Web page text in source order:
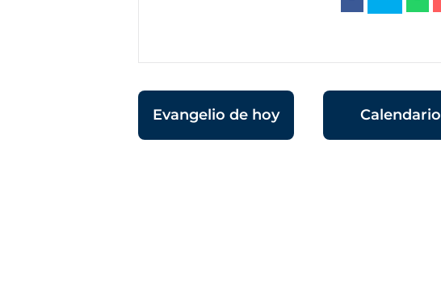
Evangelio de hoy Calendario